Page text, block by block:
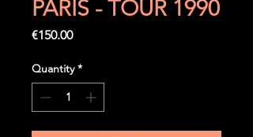
PARIS - TOUR 1990
€150.00Price
Quantity *